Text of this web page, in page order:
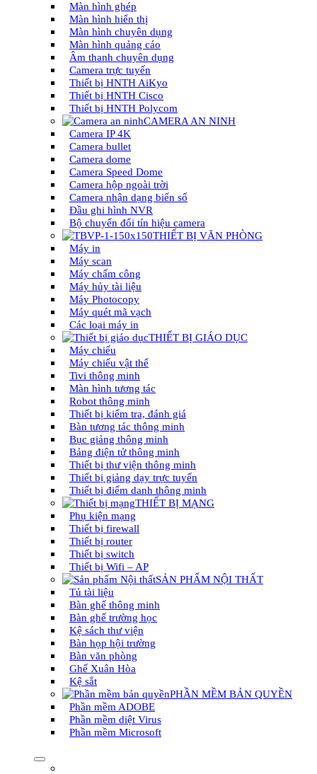
Màn hình ghép
Màn hình hiển thị
Màn hình chuyên dụng
Màn hình quảng cáo
Âm thanh chuyên dụng
Camera trực tuyến
Thiết bị HNTH AiKyo
Thiết bị HNTH Cisco
Thiết bị HNTH Polycom
CAMERA AN NINH
Camera IP 4K
Camera bullet
Camera dome
Camera Speed Dome
Camera hộp ngoài trời
Camera nhận dạng biển số
Đầu ghi hình NVR
Bộ chuyển đổi tín hiệu camera
THIẾT BỊ VĂN PHÒNG
Máy in
Máy scan
Máy chấm công
Máy hủy tài liệu
Máy Photocopy
Máy quét mã vạch
Các loại máy in
THIẾT BỊ GIÁO DỤC
Máy chiếu
Máy chiếu vật thể
Tivi thông minh
Màn hình tương tác
Robot thông minh
Thiết bị kiểm tra, đánh giá
Bàn tương tác thông minh
Bục giảng thông minh
Bảng điện tử thông minh
Thiết bị thư viện thông minh
Thiết bị giảng dạy trực tuyến
Thiết bị điểm danh thông minh
THIẾT BỊ MẠNG
Phụ kiện mạng
Thiết bị firewall
Thiết bị router
Thiết bị switch
Thiết bị Wifi – AP
SẢN PHẨM NỘI THẤT
Tủ tài liệu
Bàn ghế thông minh
Bàn ghế trường học
Kệ sách thư viện
Bàn họp hội trường
Bàn văn phòng
Ghế Xuân Hòa
Kệ sắt
PHẦN MỀM BẢN QUYỀN
Phần mềm ADOBE
Phần mềm diệt Virus
Phần mềm Microsoft